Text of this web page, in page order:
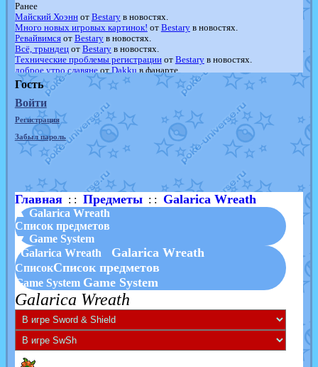
Ранее
Майский Хоэннот Bestaryв новостях.
Много новых игровых картинок! от Bestaryв новостях.
Ревайвимсяот Bestaryв новостях.
Всё, трындецот Bestaryв новостях.
Технические проблемы регистрацииот Bestaryв новостях.
доброе утро славянеот Dakku в фанарте.
Йолда и МимикьюотMavisNyanCatв фанарте.
Недовольный котомангуст
в фанарте.
The Dark Wishmaker
отRandomon
шадоу спиритомб
отilovearceus
в фанарте.
траббишотilovearceusв фанарте.
Raging BoltотGraceDaFox
Shadow mismagiusотJOK_julia
в фанарте.
художникот vicavicaв фанарте.
Гость
Войти
Регистрация
Забыл пароль
Главная: : Предметы: : Galarica Wreath
▲ Galarica Wreath
Список предметов
▼ Game System
Galarica Wreath
Galarica Wreath
СписокСписок предметов
Game System Game System
Galarica Wreath